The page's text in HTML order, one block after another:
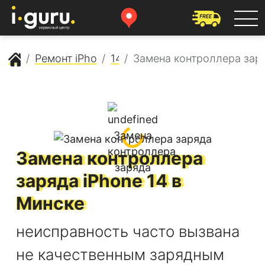
Сервисный центр Apple
Ремонт iPhone 14 Замена контроллера
Замена контроллера
зарядаiPhone 14в
Минске
неисправность часто вызвана
не качественным зарядным